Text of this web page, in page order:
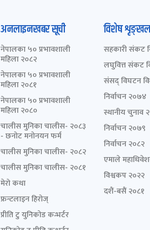
अनलाइनखबर सूची
नेपालका ५० प्रभावशाली
महिला २०८२
नेपालका ५० प्रभावशाली
महिला २०८१
नेपालका ५० प्रभावशाली
महिला २०८०
चालीस मुनिका चालीस- २०८३
- छनोट मनोनयन फर्म
चालीस मुनिका चालीस- २०८२
चालीस मुनिका चालीस- २०८१
मेरो कथा
फ्रन्टलाइन हिरोज्
प्रीति टु युनिकोड कन्भर्टर
विशेष
सहकारी संकट
लघुवित्त संकट
संसद् विघटन
निर्वाचन २०७४
स्थानीय चुनाव
निर्वाचन २०७९
निर्वाचन २०८२
एमाले
विश्वकप २०२२
दशैं-बसैं २०८१